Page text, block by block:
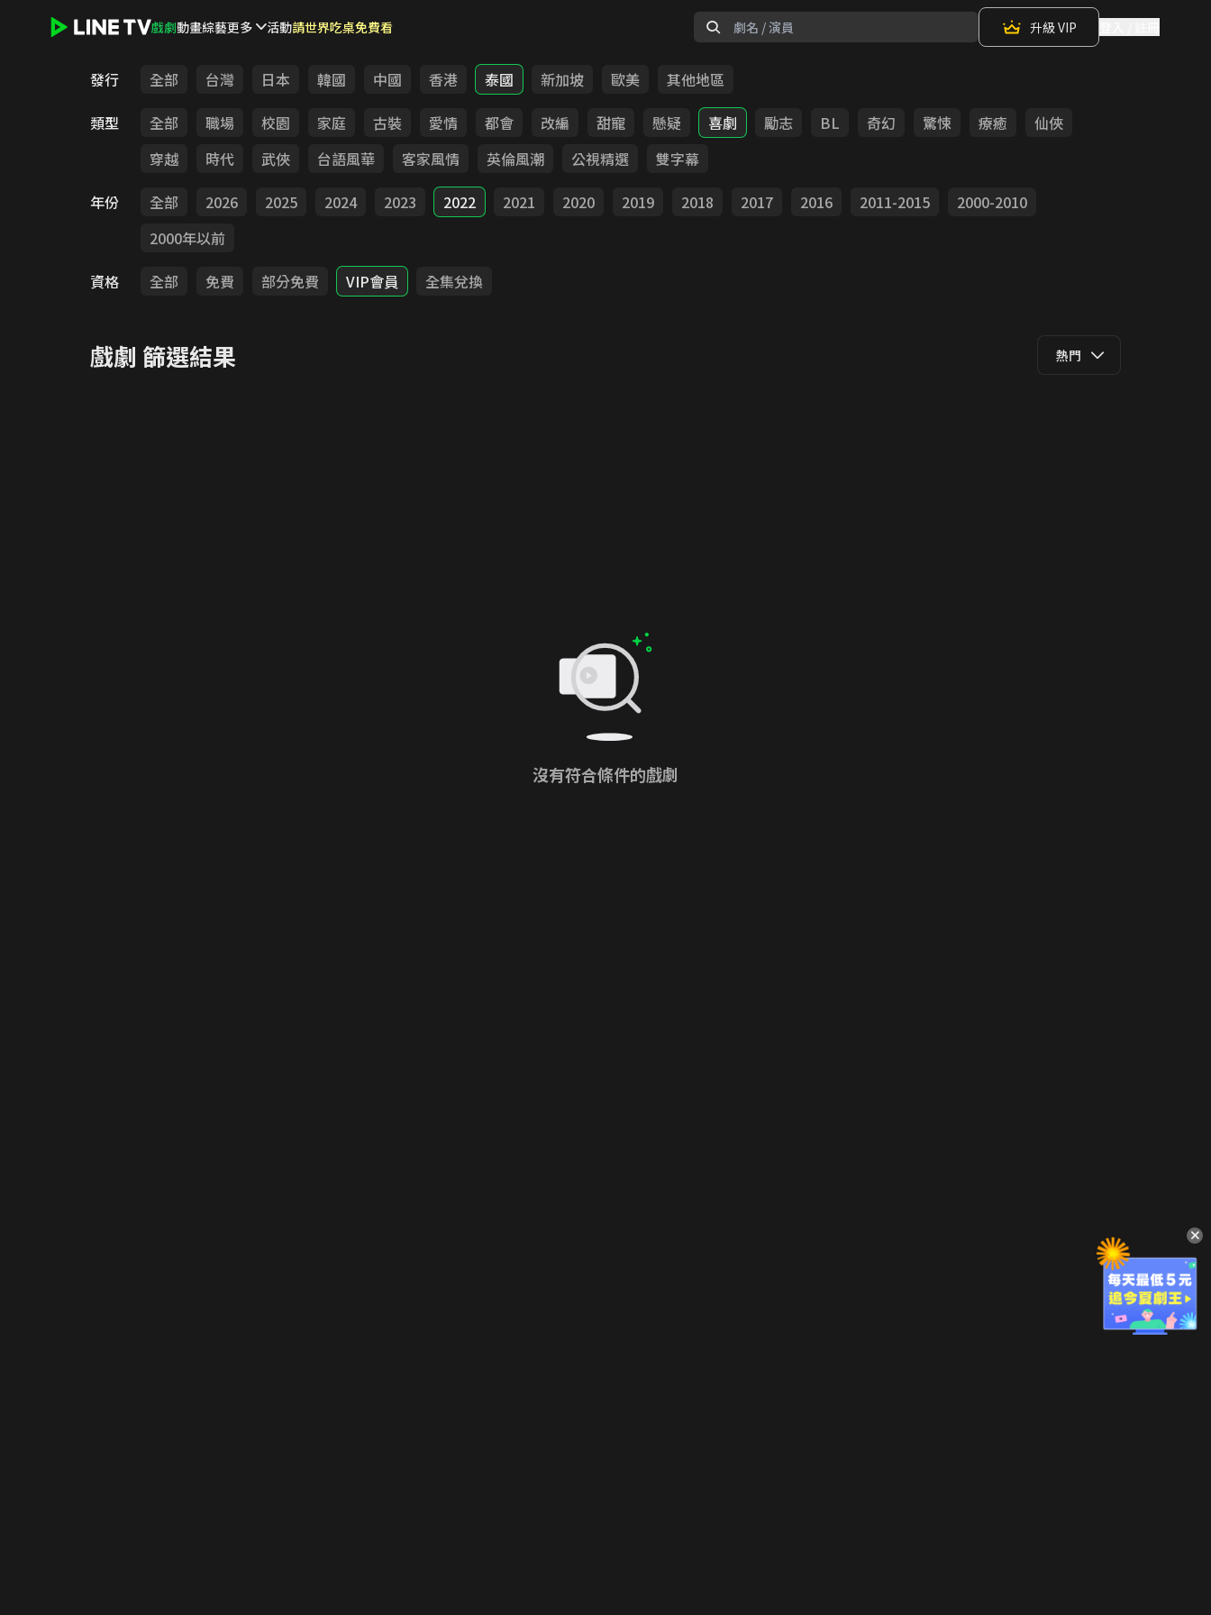
戲劇動畫綜藝更多 活動請世界吃桌免費看 升級 VIP
發行 全部 台灣 日本 韓國 中國 香港 泰國 新加坡 歐美
其他地區
類型
全部 職場 校園 家庭 古裝 愛情 都會 改編 甜寵 懸疑 喜劇 勵志 BL 奇幻 驚悚 療癒
仙俠
穿越
時代 武俠 台語風華 客家風情 英倫風潮 公視精選
雙字幕
年份
全部 2026 2025 2024 2023 2022 2021 2020 2019 2018 2017 2016 2011-2015
2000-2010
2000年以前
資格
全部 免費 部分免費 VIP會員 全集兌換
戲劇 篩選結果 熱門
沒有符合條件的戲劇